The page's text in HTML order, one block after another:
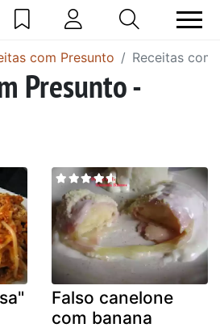
com Presunto Receitas com
Presunto -
Falso canelone
com banana